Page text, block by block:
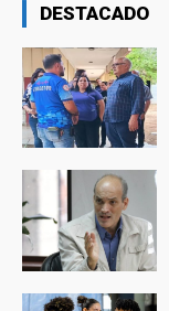
DESTACADO